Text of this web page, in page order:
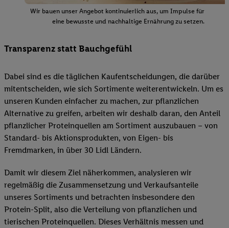
Wir bauen unser Angebot kontinuierlich aus, um Impulse für
eine bewusste und nachhaltige Ernährung zu setzen.
Transparenz statt Bauchgefühl
Dabei sind es die täglichen Kaufentscheidungen, die darüber
mitentscheiden, wie sich Sortimente weiterentwickeln. Um es
unseren Kunden einfacher zu machen, zur pflanzlichen
Alternative zu greifen, arbeiten wir deshalb daran, den Anteil
pflanzlicher Proteinquellen am Sortiment auszubauen – von
Standard- bis Aktionsprodukten, von Eigen- bis
Fremdmarken, in über 30 Lidl Ländern.
Damit wir diesem Ziel näherkommen, analysieren wir
regelmäßig die Zusammensetzung und Verkaufsanteile
unseres Sortiments und betrachten insbesondere den
Protein-Split, also die Verteilung von pflanzlichen und
tierischen Proteinquellen. Dieses Verhältnis messen und